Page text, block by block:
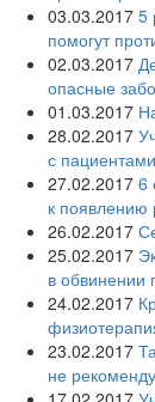
03.03.2017 5
помогут
02.03.2017
опасные
01.03.2017
28.02.2017
с
27.02.2017 6
к
26.02.2017
25.02.2017
в обвинении
24.02.2017
23.02.2017
не